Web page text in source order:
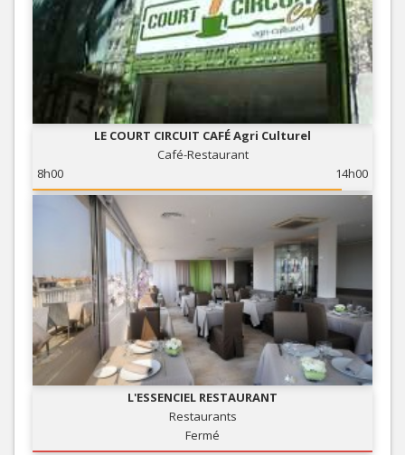
LE COURT CIRCUIT CAFÉ Agri Culturel
Café-Restaurant
8h00
14h00
L'ESSENCIEL RESTAURANT
Restaurants
Fermé